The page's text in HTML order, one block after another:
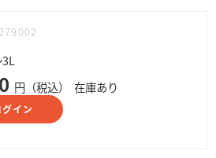
円（税込） 在庫あり
グイン